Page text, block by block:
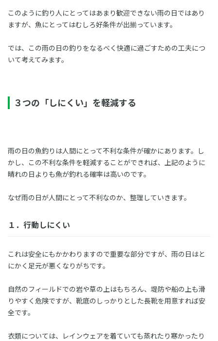
このように釣り人にとってはあまり歓迎できない雨の日ではあり
ますが、魚にとってはむしろ好条件が出揃っています。
では、この雨の日の釣りをなるべく快適に過ごすための工夫につ
いて考えてみます。
３つの「しにくい」を軽減する
雨の日の魚釣りは人間にとって不利な条件が確かにあります。し
かし、この不利な条件を軽減することができれば、上記のように
晴れの日よりも魚が釣れる確率は高いのです。
なぜ雨の日が人間にとって不利なのか、整理していきます。
１．行動しにくい
これは安全にもかかわりますので重要な部分ですが、雨の日はと
にかく足元が悪くなりがちです。
自然のフィールドでの岩や草の上はもちろん、堤防や船の上も滑
りやすく危険ですが、靴底のしっかりとした長靴を用意すれば安
全です。
衣類については、レインウェアを着ていても蒸れたり寒かったり